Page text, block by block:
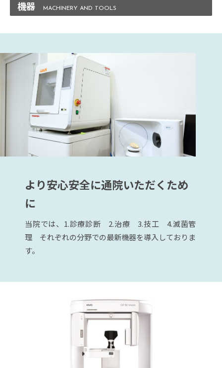
機器
より安心安全に通院いただくため
に
当院では、1.診療診断 2.治療 3.技工 4.滅菌管
理 それぞれの分野での最新機器を導入しておりま
す。